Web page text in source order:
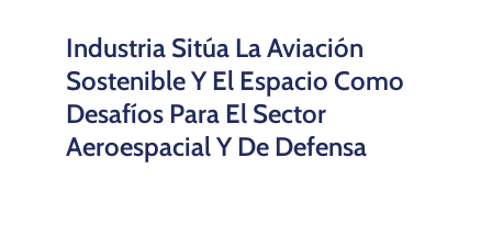
Industria Sitúa La Aviación
Sostenible Y El Espacio Como
Desafíos Para El Sector
Aeroespacial Y De Defensa